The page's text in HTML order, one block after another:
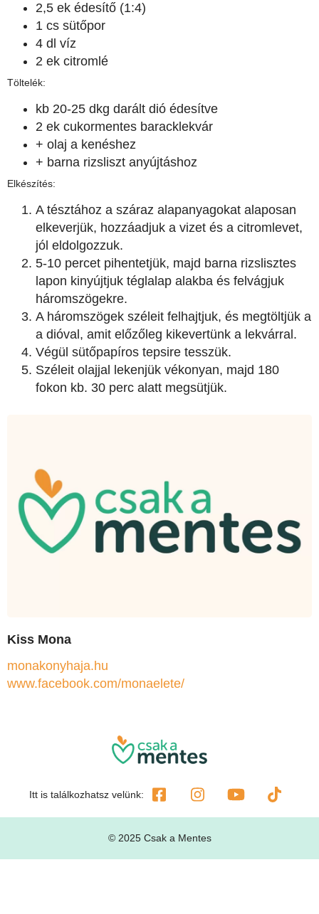
2,5 ek édesítő (1:4)
1 cs sütőpor
4 dl víz
2 ek citromlé
Töltelék:
kb 20-25 dkg darált dió édesítve
2 ek cukormentes baracklekvár
+ olaj a kenéshez
+ barna rizsliszt anyújtáshoz
Elkészítés:
A tésztához a száraz alapanyagokat alaposan
elkeverjük, hozzáadjuk a vizet és a citromlevet,
jól eldolgozzuk.
5-10 percet pihentetjük, majd barna rizslisztes
lapon kinyújtjuk téglalap alakba és felvágjuk
háromszögekre.
A háromszögek széleit felhajtjuk, és megtöltjük a
a dióval, amit előzőleg kikevertünk a lekvárral.
Végül sütőpapíros tepsire tesszük.
Széleit olajjal lekenjük vékonyan, majd 180
fokon kb. 30 perc alatt megsütjük.
Kiss Mona
monakonyhaja.hu
www.facebook.com/monaelete/
Itt is találkozhatsz velünk:
© 2025 Csak a Mentes